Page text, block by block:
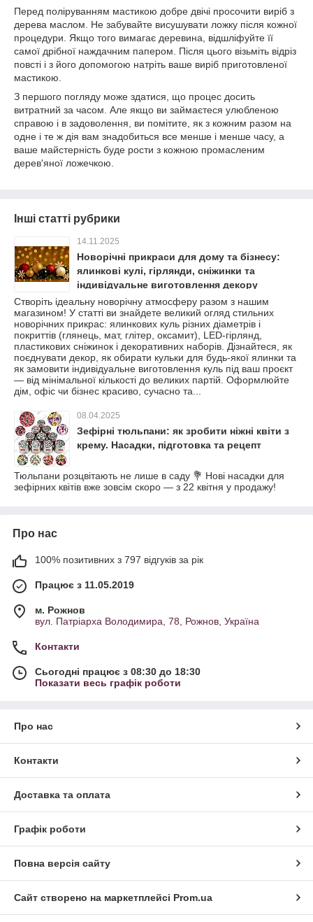
Перед поліруванням мастикою добре двічі просочити виріб з
дерева маслом. Не забувайте висушувати ложку після кожної
процедури. Якщо того вимагає деревина, відшліфуйте її
самої дрібної наждачним папером. Після цього візьміть відріз
повсті і з його допомогою натріть ваше виріб приготовленої
мастикою.
З першого погляду може здатися, що процес досить
витратний за часом. Але якщо ви займаєтеся улюбленою
справою і в задоволення, ви помітите, як з кожним разом на
одне і те ж дія вам знадобиться все менше і менше часу, а
ваше майстерність буде рости з кожною промасленим
дерев'яної ложечкою.
Інші статті рубрики
14.11.2025
Новорічні прикраси для дому та бізнесу:
ялинкові кулі, гірлянди, сніжинки та
індивідуальне виготовлення декору
Створіть ідеальну новорічну атмосферу разом з нашим
магазином! У статті ви знайдете великий огляд стильних
новорічних прикрас: ялинкових куль різних діаметрів і
покриттів (глянець, мат, глітер, оксамит), LED-гірлянд,
пластикових сніжинок і декоративних наборів. Дізнайтеся, як
поєднувати декор, як обирати кульки для будь-якої ялинки та
як замовити індивідуальне виготовлення куль під ваш проєкт
— від мінімальної кількості до великих партій. Оформлюйте
дім, офіс чи бізнес красиво, сучасно та...
08.04.2025
Зефірні тюльпани: як зробити ніжні квіти з
крему. Насадки, підготовка та рецепт
Тюльпани розцвітають не лише в саду 💐 Нові насадки для
зефірних квітів вже зовсім скоро — з 22 квітня у продажу!
Про нас
100% позитивних з 797 відгуків за рік
Працює з 11.05.2019
м. Рожнов
вул. Патріарха Володимира, 78, Рожнов, Україна
Контакти
Сьогодні працює з 08:30 до 18:30
Показати весь графік роботи
Про нас
Контакти
Доставка та оплата
Графік роботи
Повна версія сайту
Сайт створено на маркетплейсі Prom.ua